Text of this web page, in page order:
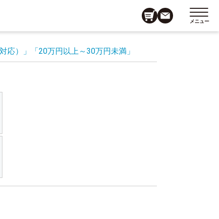
メニュー
応）」 「20万円以上～30万円未満」